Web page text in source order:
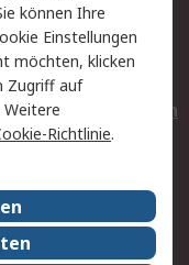
Batterien
können Ihre
Einstellungen
möchten, klicken
Zugriff auf
Richtlinie.